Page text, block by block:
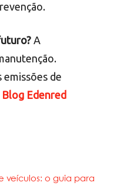
A
emissões de
Blog Edenred
veículos: o guia para